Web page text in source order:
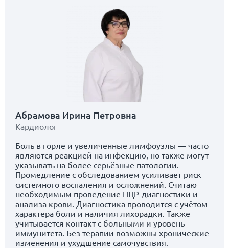
Абрамова Ирина Петровна
Кардиолог
Боль в горле и увеличенные лимфоузлы — часто
являются реакцией на инфекцию, но также могут
указывать на более серьёзные патологии.
Промедление с обследованием усиливает риск
системного воспаления и осложнений. Считаю
необходимым проведение ПЦР-диагностики и
анализа крови. Диагностика проводится с учётом
характера боли и наличия лихорадки. Также
учитывается контакт с больными и уровень
иммунитета. Без терапии возможны хронические
изменения и ухудшение самочувствия.